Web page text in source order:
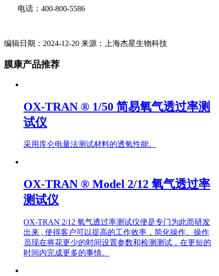
电话：400-800-5586
编辑日期：2024-12-20 来源：上海杰星生物科技
膜康产品推荐
OX-TRAN ® 1/50 简易氧气透过率测
试仪
采用库仑电量法测试材料的透氧性能。
OX-TRAN ® Model 2/12 氧气透过率
测试仪
OX-TRAN 2/12 氧气透过率测试仪便是专门为此而研发
出来 , 使得客户可以提高的工作效率，简化操作。操作
员现在将花更少的时间设置参数和检测测试，在更短的
时间内完成更多的事情。